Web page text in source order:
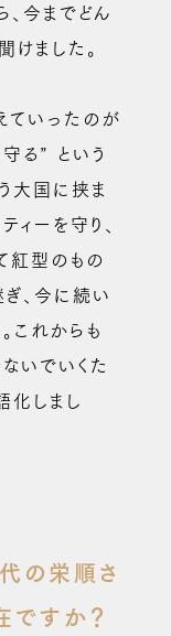
今までどん
ました。
ていったのが
る” という
大国に挟ま
ィーを守り、
紅型のもの
、今に続い
これからも
いでいくた
化しまし
の栄順さ
ですか？